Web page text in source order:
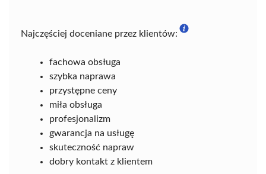
Najczęściej doceniane przez klientów:
fachowa obsługa
szybka naprawa
przystępne ceny
miła obsługa
profesjonalizm
gwarancja na usługę
skuteczność napraw
dobry kontakt z klientem